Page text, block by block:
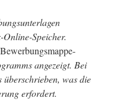
Speicher.
Bewerbungsmappe-
angezeigt. Bei
was die
erfordert.